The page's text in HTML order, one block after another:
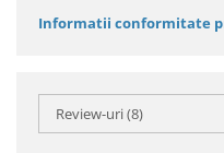
Informatii conformitate
Review-uri(8)